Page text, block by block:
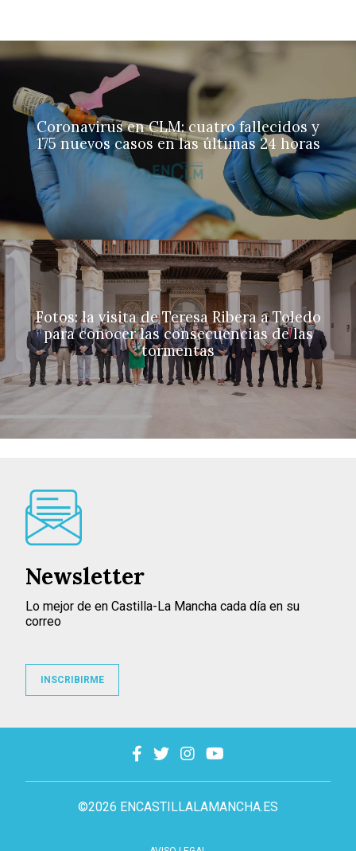
Coronavirus en CLM: cuatro fallecidos y
175 nuevos casos en las últimas 24 horas
Fotos: la visita de Teresa Ribera a Toledo
para conocer las consecuencias de las
tormentas
©2026 ENCASTILLALAMANCHA.ES
Newsletter
Lo mejor de en Castilla-La Mancha cada día en su
correo
INSCRIBIRME